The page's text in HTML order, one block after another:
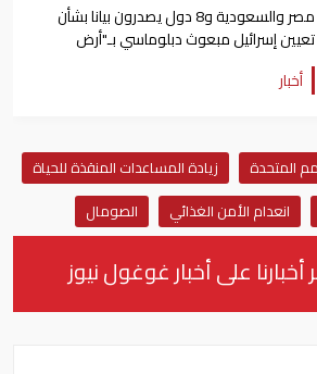
مصر والسعودية و8 دول يصدرون بيانا بشأن
تعيين إسرائيل مبعوث دبلوماسي بـ"أرض
الصومال"
أخبار
المتحدة
زيادة المساعدات المنقذة للحياة
انعدام الأمن الغذائي الصومال
أخبارنا على أخبار غوغول نيوز